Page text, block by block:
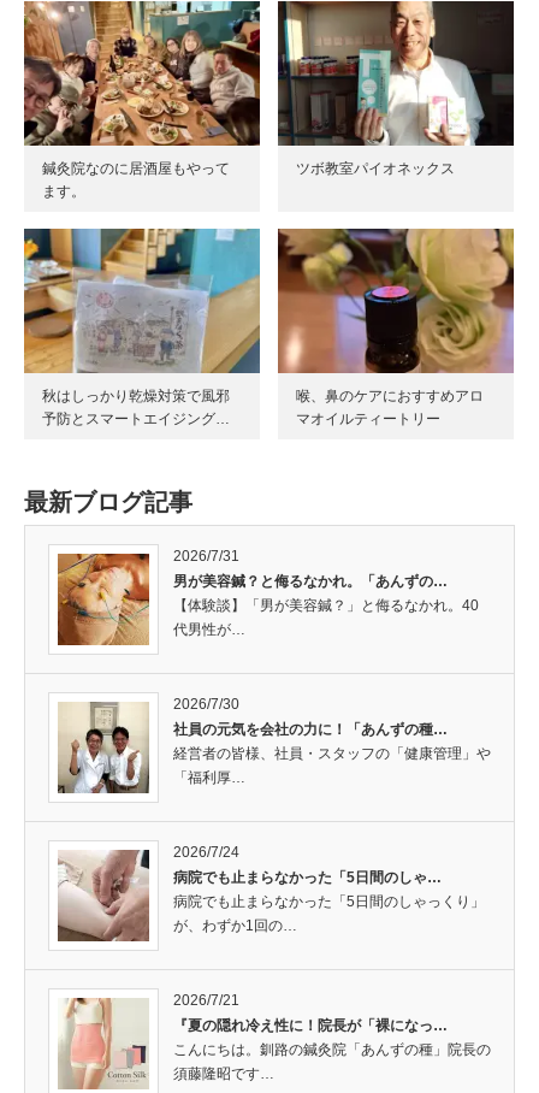
鍼灸院なのに居酒屋もやって
ます。
ツボ教室パイオネックス
秋はしっかり乾燥対策で風邪
予防とスマートエイジング…
喉、鼻のケアにおすすめアロ
マオイルティートリー
最新ブログ記事
2026/7/31
男が美容鍼？と侮るなかれ。「あんずの…
【体験談】「男が美容鍼？」と侮るなかれ。40
代男性が…
2026/7/30
社員の元気を会社の力に！「あんずの種…
経営者の皆様、社員・スタッフの「健康管理」や
「福利厚…
2026/7/24
病院でも止まらなかった「5日間のしゃ…
病院でも止まらなかった「5日間のしゃっくり」
が、わずか1回の…
2026/7/21
『夏の隠れ冷え性に！院長が「裸になっ…
こんにちは。釧路の鍼灸院「あんずの種」院長の
須藤隆昭です…